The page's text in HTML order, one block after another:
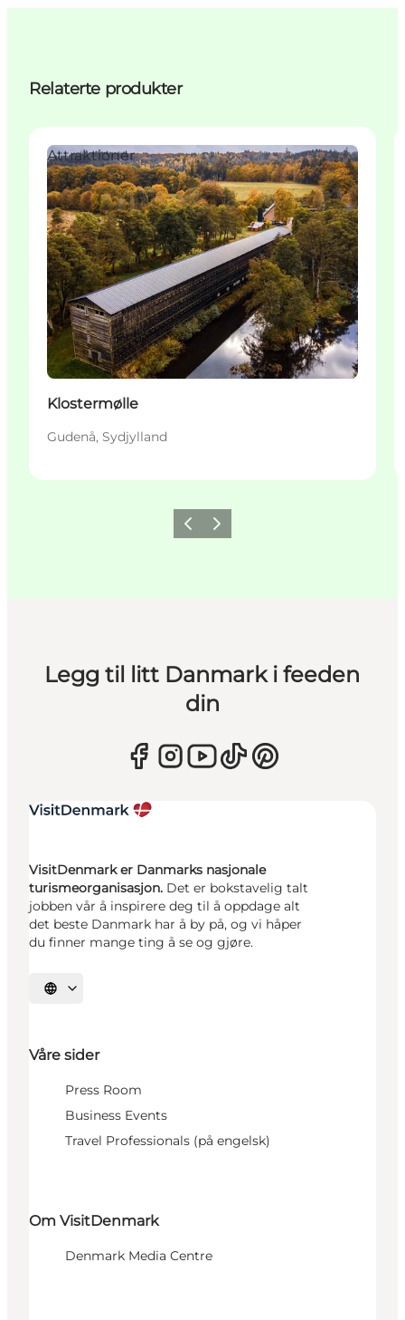
Relaterte produkter
Attraktioner
Klostermølle
Gudenå, Sydjylland
ForrigeNeste
Legg til litt Danmark i feeden
din
VisitDenmark er Danmarks nasjonale
turismeorganisasjon. Det er bokstavelig talt
jobben vår å inspirere deg til å oppdage alt
det beste Danmark har å by på, og vi håper
du finner mange ting å se og gjøre.
Velg språk
Våre sider
Press Room
Business Events
Travel Professionals (på engelsk)
Om VisitDenmark
Denmark Media Centre